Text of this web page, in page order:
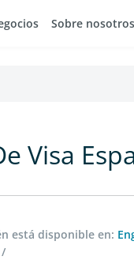
Sobre nosotros
Visa
está disponible en:
/